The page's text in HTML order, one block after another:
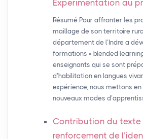
Expérimentation au
Résumé Pour affronter les
maillage de son territoire
département de l’Indre a
formations « blended
enseignants qui se sont
d’habilitation en langues
expérience, nous mettons
nouveaux modes
Contribution du texte
renforcement de